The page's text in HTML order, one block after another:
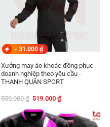
- 31.000 ₫
Xưởng may áo khoác đồng phục
doanh nghiệp theo yêu cầu -
THANH QUÂN SPORT
550.000₫ Giá
là:
550.000 ₫.
519.000₫Giá
là:
519.000 ₫.